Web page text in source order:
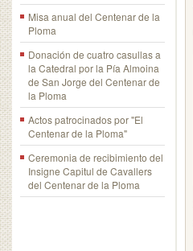
Misa anual del Centenar de la
Ploma
Donación de cuatro casullas a
la Catedral por la Pía Almoina
de San Jorge del Centenar de
la Ploma
Actos patrocinados por "El
Centenar de la Ploma"
Ceremonia de recibimiento del
Insigne Capitul de Cavallers
del Centenar de la Ploma